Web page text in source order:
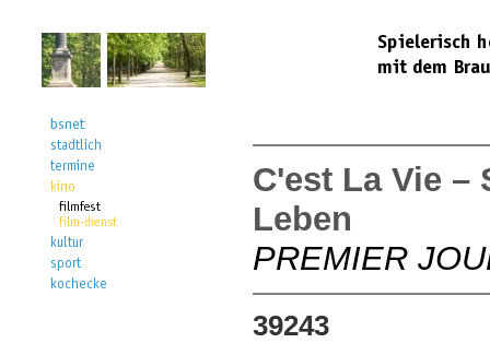
C'est La Vie –
Leben
PREMIER
39243